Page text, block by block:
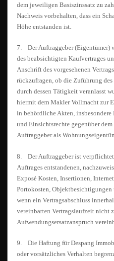
dem jeweiligen Basiszinssatz zu
Nachweis vorbehalten, dass ein
Höhe entstanden ist.
7. Der Auftraggeber (Eigentümer)
des beabsichtigten Kaufvertrages
Anschrift des vorgesehenen
rückzufragen, ob die Zuführung des
durch dessen Tätigkeit veranlasst
hiermit dem Makler Vollmacht zur
in behördliche Akten,
und Einsichtsrechte gegenüber
Auftraggeber als
8. Der Auftraggeber ist
Auftrages entstandenen,
Exposé Kosten, Insertionen,
Portokosten, Objektbesichtigungen
wenn ein Vertragsabschluss
vereinbarten Vertragslaufzeit nicht
Aufwendungsersatzanspruch
9. Die Haftung für Despang
oder vorsätzliches Verhalten